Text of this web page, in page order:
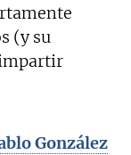
(y su
González